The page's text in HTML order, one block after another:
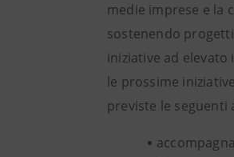
medie imprese e la
sostenendo
iniziative ad
le prossime
previste le seguenti